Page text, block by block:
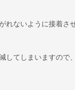
れないように接着
てしまいますので